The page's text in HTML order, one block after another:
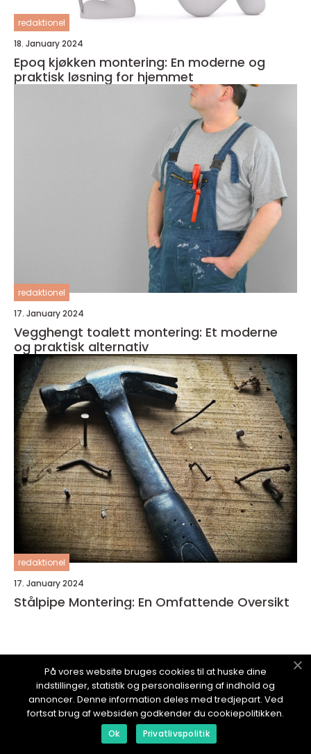
redaktionel
18. January 2024
Epoq kjøkken montering: En moderne og
praktisk løsning for hjemmet
redaktionel
17. January 2024
Vegghengt toalett montering: Et moderne
og praktisk alternativ
redaktionel
17. January 2024
Stålpipe Montering: En Omfattende Oversikt
TJENESTEAVISEN.no
På vores website bruges cookies til at huske dine
indstillinger, statistik og personalisering af indhold og
annoncer. Denne information deles med tredjepart. Ved
fortsat brug af websiden godkender du cookiepolitikken.
Ok Privatlivspolitik